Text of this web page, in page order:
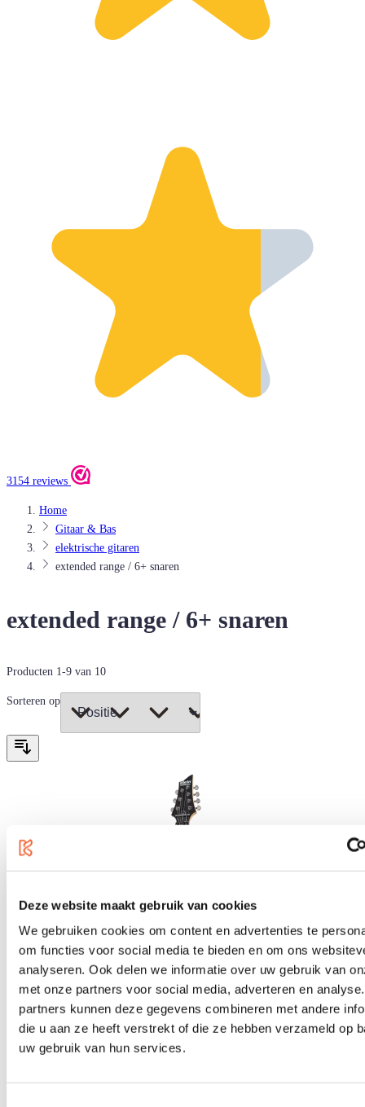
Deze website maakt gebruik van cookies
We gebruiken cookies om content en advertenties te
om functies voor social media te bieden en om ons
analyseren. Ook delen we informatie over uw gebruik van
met onze partners voor social media, adverteren en
partners kunnen deze gegevens combineren met andere
die u aan ze heeft verstrekt of die ze hebben verzameld op
uw gebruik van hun services.
3154 reviews
Home
Gitaar & Bas
elektrische gitaren
extended range / 6+ snaren
extended range / 6+ snaren
Producten 1-9 van 10
Sorteren op
Schecter Demon 7 FR, Satin Black